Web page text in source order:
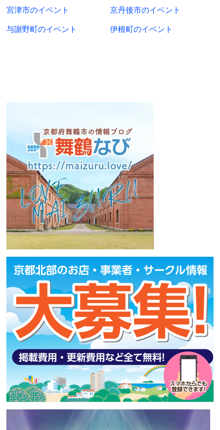
宮津市のイベント
京丹後市のイベント
与謝野町のイベント
伊根町のイベント